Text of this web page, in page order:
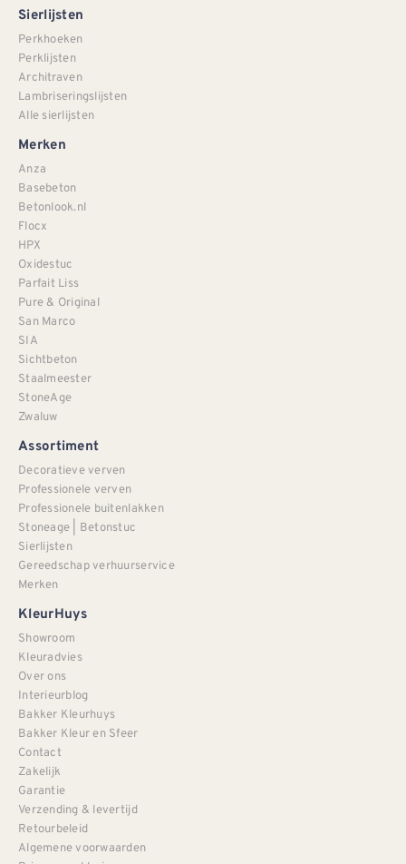
Sierlijsten
Perkhoeken
Perklijsten
Architraven
Lambriseringslijsten
Alle sierlijsten
Merken
Anza
Basebeton
Betonlook.nl
Flocx
HPX
Oxidestuc
Parfait Liss
Pure & Original
San Marco
SIA
Sichtbeton
Staalmeester
StoneAge
Zwaluw
Assortiment
Decoratieve verven
Professionele verven
Professionele buitenlakken
Stoneage | Betonstuc
Sierlijsten
Gereedschap verhuurservice
Merken
KleurHuys
Showroom
Kleuradvies
Over ons
Interieurblog
Bakker Kleurhuys
Bakker Kleur en Sfeer
Contact
Zakelijk
Garantie
Verzending & levertijd
Retourbeleid
Algemene voorwaarden